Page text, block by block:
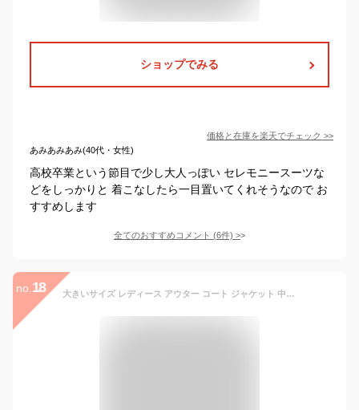
ショップでみる
価格と在庫を楽天でチェック >>
あみあみあみ(40代・女性)
高校卒業という節目で少し大人っぽい セレモニースーツな
どをしっかりと 着こなしたら一目置いてくれそうなので お
すすめします
全てのおすすめコメント (6件) >
no. 18 大きいサイズ レディース アウター コート ジャケット 中綿モンスターパーカーコート モンスターコート ジップ フード パーカー ポケット ボリューム袖 ロング ダウン風 長袖 中綿 防寒 防風 怪物級 暖かい 秋新作 秋服 冬服 LL 2L 3L 4L 5L ブラック 黒 ゴールドジャパン